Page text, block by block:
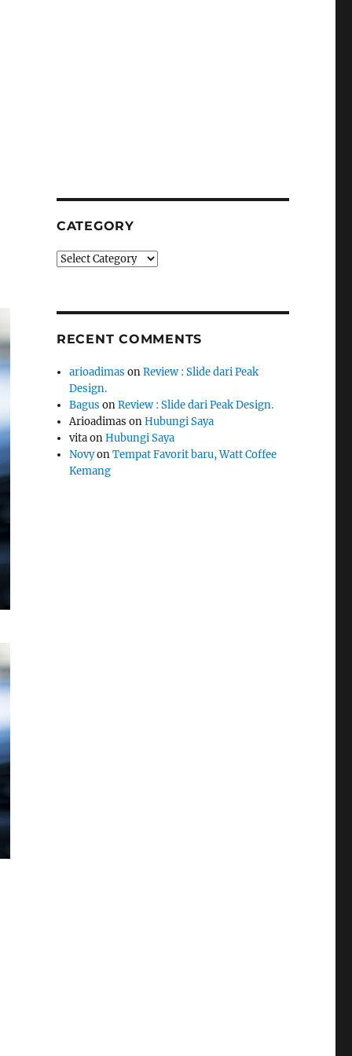
CATEGORY
Category
RECENT COMMENTS
arioadimas onReview : Slide dari Peak
Design.
Bagus onReview : Slide dari Peak Design.
Arioadimas onHubungi Saya
vitaonHubungi Saya
NovyonTempat Favorit baru, Watt Coffee
Kemang